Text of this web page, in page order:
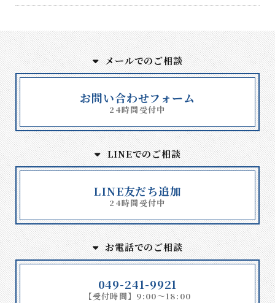
メールでのご相談
お問い合わせフォーム
24時間受付中
LINEでのご相談
LINE友だち追加
24時間受付中
お電話でのご相談
049-241-9921
【受付時間】9:00～18:00